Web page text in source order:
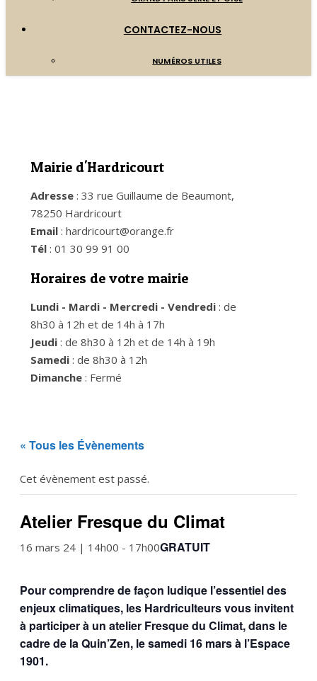
CONTACTEZ-NOUS
NUMÉROS UTILES
Mairie d'Hardricourt
Adresse : 33 rue Guillaume de Beaumont,
78250 Hardricourt
Email : hardricourt@orange.fr
Tél : 01 30 99 91 00
Horaires de votre mairie
Lundi - Mardi - Mercredi - Vendredi : de
8h30 à 12h et de 14h à 17h
Jeudi : de 8h30 à 12h et de 14h à 19h
Samedi : de 8h30 à 12h
Dimanche : Fermé
« Tous les Évènements
Cet évènement est passé.
Atelier Fresque du Climat
16 mars 24 | 14h00 - 17h00GRATUIT
Pour comprendre de façon ludique l’essentiel des
enjeux climatiques, les Hardriculteurs vous invitent
à participer à un atelier Fresque du Climat, dans le
cadre de la Quin’Zen, le samedi 16 mars à l’Espace
1901.